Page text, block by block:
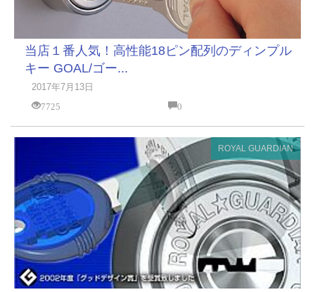
当店１番人気！高性能18ピン配列のディンプル
キー GOAL/ゴー...
2017年7月13日
7725
0
ROYAL GUARDIAN